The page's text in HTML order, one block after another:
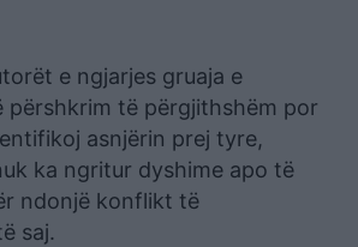
e ngjarjes gruaja e
përshkrim të përgjithshëm por
asnjërin prej tyre,
ka ngritur dyshime apo të
ndonjë konflikt të
saj.